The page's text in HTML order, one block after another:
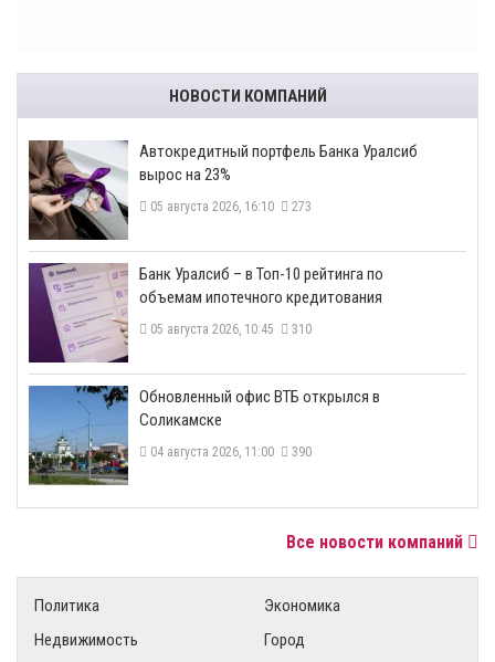
НОВОСТИ КОМПАНИЙ
​Автокредитный портфель Банка Уралсиб
вырос на 23%
05 августа 2026, 16:10 273
​Банк Уралсиб – в Топ-10 рейтинга по
объемам ипотечного кредитования
05 августа 2026, 10:45 310
​Обновленный офис ВТБ открылся в
Соликамске
04 августа 2026, 11:00 390
Все новости компаний
Политика
Экономика
Недвижимость
Город